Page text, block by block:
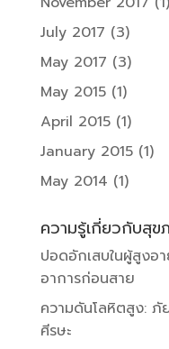
July 2017 (3)
May 2017 (3)
May 2015(1)
April 2015(1)
January 2015(1)
May 2014 (1)
ความรู้เกี่ยวกับสุข
ปอดอักเสบในผู้สูงอ
อาการก่อนสาย
ความดันโลหิตสูง: ภั
ศีรษะ